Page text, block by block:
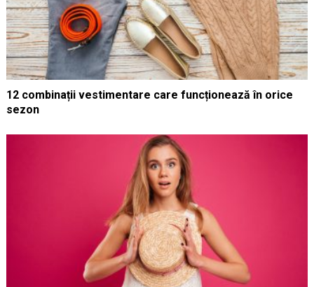
12 combinații vestimentare care funcționează în orice
sezon